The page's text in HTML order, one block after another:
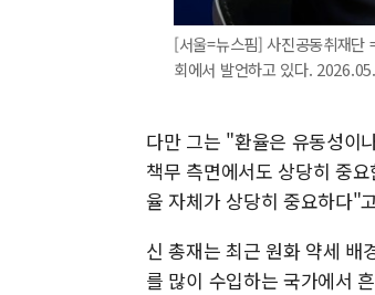
[서울=뉴스핌] 사진공동취재단
회에서 발언하고 있다.
다만 그는 "환율은 유동성이
책무 측면에서도 상당히 중
율 자체가 상당히 중요하다"
신 총재는 최근 원화 약세
를 많이 수입하는 국가에서